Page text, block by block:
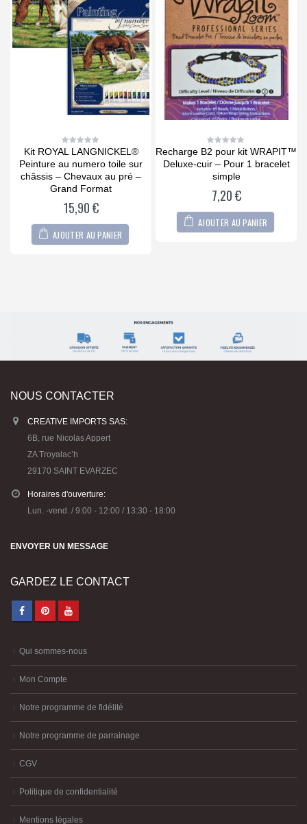
0
of
5
Kit ROYAL LANGNICKEL®
Peinture au numero toile sur
châssis – Chevaux au pré –
Grand Format
15,90€
AJOUTER AU PANIER
0
out
of
Recharge B2 pour kit WRAPIT™
Deluxe-cuir – Pour 1 bracelet
simple
7,20€
AJOUTER AU PANIER
NOUS CONTACTER
CREATIVE IMPORTS SAS:
6B, rue Nicolas Appert
ZA Troyalac’h
29170 SAINT EVARZEC
Horaires d'ouverture:
Lun. -vend. / 9:00 - 12:00 / 13:30 - 18:00
ENVOYER UN MESSAGE
GARDEZ LE CONTACT
Qui sommes-nous
Mon Compte
Notre programme de fidélité
Notre programme de parrainage
CGV
Politique de confidentialité
Mentions légales